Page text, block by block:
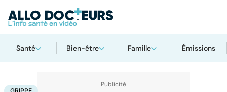
Santé Bien-être Famille Émissions
AccueilSanté Maladies infectieuses